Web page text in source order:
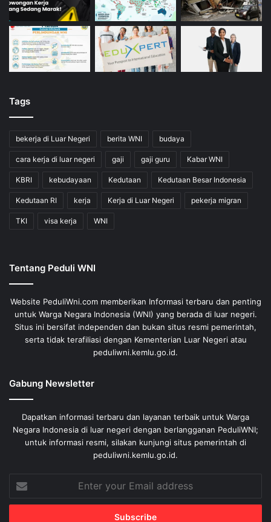
Tags
bekerja di Luar Negeri berita WNI budaya
cara kerja di luar negeri gaji gaji guru Kabar WNI
KBRI kebudayaan Kedutaan Kedutaan Besar Indonesia
Kedutaan RI kerja Kerja di Luar Negeri pekerja migran
TKI visa kerja WNI
Tentang Peduli WNI
Website PeduliWni.com memberikan Informasi terbaru dan penting
untuk Warga Negara Indonesia (WNI) yang berada di luar negeri.
Situs ini bersifat independen dan bukan situs resmi pemerintah,
serta tidak terafiliasi dengan Kementerian Luar Negeri atau
peduliwni.kemlu.go.id.
Gabung Newsletter
Dapatkan informasi terbaru dan layanan terbaik untuk Warga
Negara Indonesia di luar negeri dengan berlangganan PeduliWNI;
untuk informasi resmi, silakan kunjungi situs pemerintah di
peduliwni.kemlu.go.id.
your
Email